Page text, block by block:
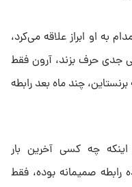
به او ابراز علاقه می‌کرد،
جدی حرف بزند، آرون فقط
چند ماه بعد رابطه
چه کسی آخرین بار
صمیمانه بوده، فقط